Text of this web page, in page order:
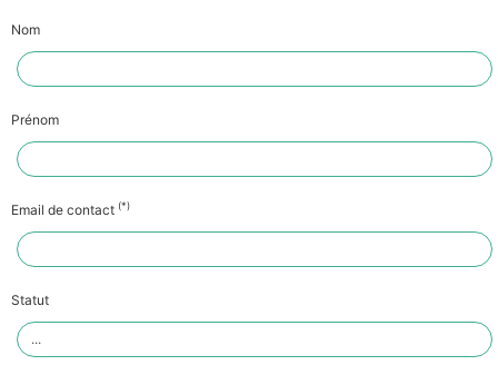
Nom
Prénom
Email de contact (*)
Statut